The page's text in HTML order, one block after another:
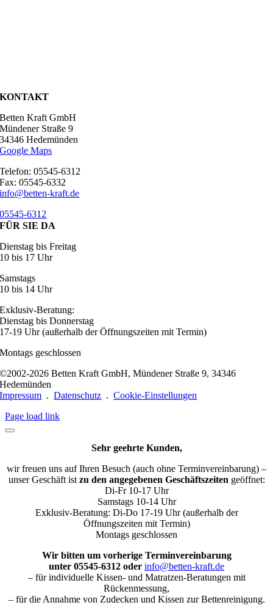
KONTAKT
Betten Kraft GmbH
Mündener Straße 9
34346 Hedemünden
Google Maps
Telefon: 05545-6312
Fax: 05545-6332
info@betten-kraft.de
05545-6312
FÜR SIE DA
Dienstag bis Freitag
10 bis 17 Uhr
Samstags
10 bis 14 Uhr
Exklusiv-Beratung:
Dienstag bis Donnerstag
17-19 Uhr (außerhalb der Öffnungszeiten mit Termin)
Montags geschlossen
©2002-2026 Betten Kraft GmbH, Mündener Straße 9, 34346
Hedemünden
Impressum .Datenschutz .Cookie-Einstellungen
Page load link
Sehr geehrte Kunden,
wir freuen uns auf Ihren Besuch (auch ohne Terminvereinbarung) –
unser Geschäft ist zu den angegebenen Geschäftszeiten geöffnet:
Di-Fr 10-17 Uhr
Samstags 10-14 Uhr
Exklusiv-Beratung: Di-Do 17-19 Uhr (außerhalb der
Öffnungszeiten mit Termin)
Montags geschlossen
Wir bitten um vorherige Terminvereinbarung
unter 05545-6312 oder info@betten-kraft.de
– für individuelle Kissen- und Matratzen-Beratungen mit
Rückenmessung,
– für die Annahme von Zudecken und Kissen zur Bettenreinigung.